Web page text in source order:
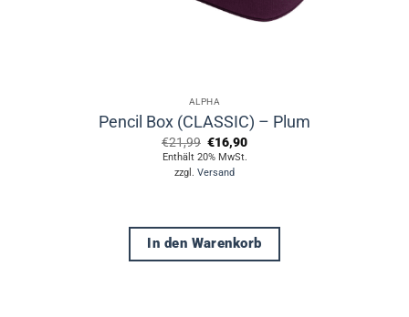
ALPHA
Pencil Box (CLASSIC) – Plum
€21,99 Ursprünglicher
Preis
war:
€21,99
€16,90Aktueller
Enthält 20% MwSt.
zzgl. Versand
In den Warenkorb